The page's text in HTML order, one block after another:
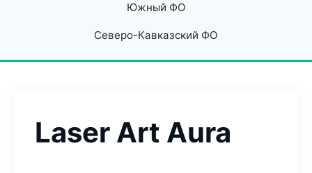
Южный ФО
Северо-Кавказский ФО
Laser Art Aura